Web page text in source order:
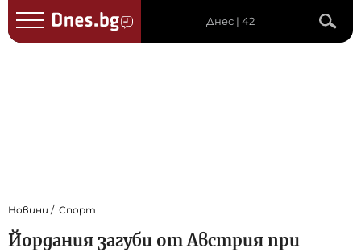
Днес | 42
Новини Спорт
Йордания загуби от Австрия при